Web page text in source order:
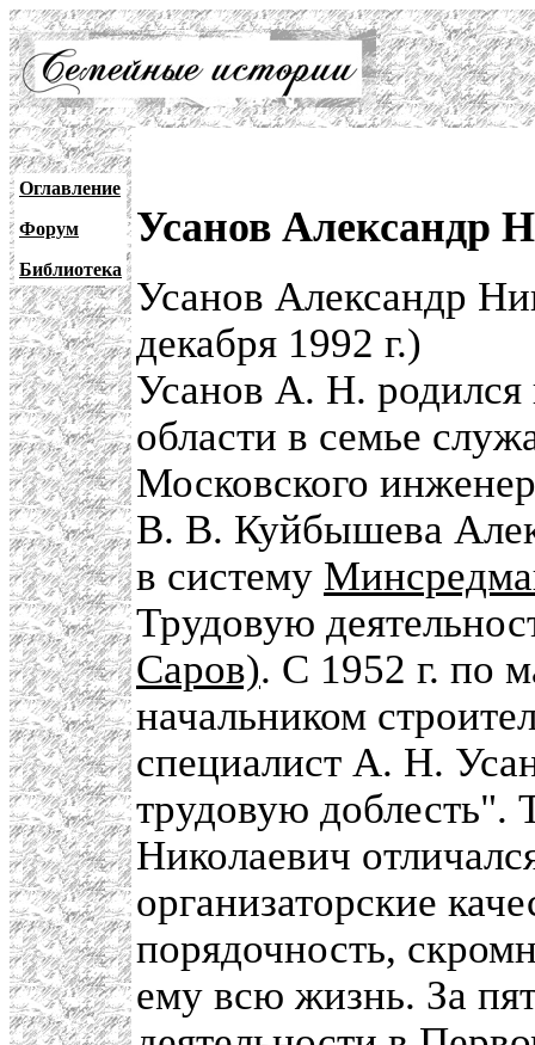
Оглавление
Форум
Библиотека
Усанов Александр
Усанов Александр
декабря 1992 г.)
Усанов А. Н. родился
области в семье
Московского
В. В. Куйбышева
в систему
Трудовую
Саров). С 1952 г. по
начальником
специалист А. Н.
трудовую доблесть".
Николаевич
организаторские
порядочность,
ему всю жизнь. За